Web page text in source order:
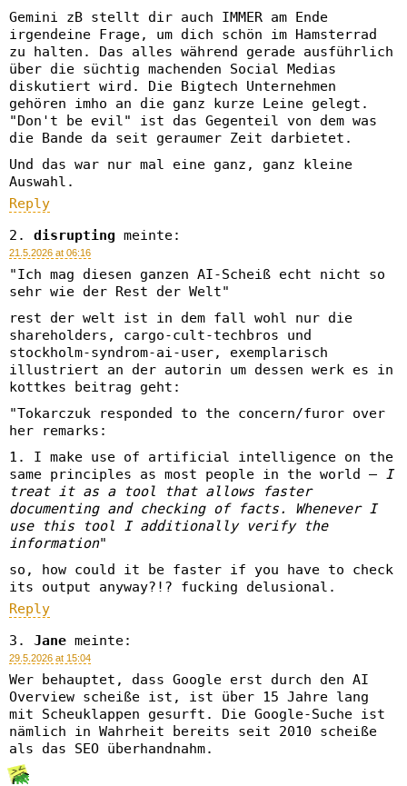
Gemini zB stellt dir auch IMMER am Ende
irgendeine Frage, um dich schön im Hamsterrad
zu halten. Das alles während gerade ausführlich
über die süchtig machenden Social Medias
diskutiert wird. Die Bigtech Unternehmen
gehören imho an die ganz kurze Leine gelegt.
"Don't be evil" ist das Gegenteil von dem was
die Bande da seit geraumer Zeit darbietet.
Und das war nur mal eine ganz, ganz kleine
Auswahl.
Reply
disrupting meinte:
21.5.2026 at 06:16
"Ich mag diesen ganzen AI-Scheiß echt nicht so
sehr wie der Rest der Welt"
rest der welt ist in dem fall wohl nur die
shareholders, cargo-cult-techbros und
stockholm-syndrom-ai-user, exemplarisch
illustriert an der autorin um dessen werk es in
kottkes beitrag geht:
"Tokarczuk responded to the concern/furor over
her remarks:
1. I make use of artificial intelligence on the
same principles as most people in the world —
I
treat it as a tool that allows faster
documenting and checking of facts. Whenever I
use this tool I additionally verify the
information"
so, how could it be faster if you have to check
its output anyway?!? fucking delusional.
Reply
Jane meinte:
29.5.2026 at 15:04
Wer behauptet, dass Google erst durch den AI
Overview scheiße ist, ist über 15 Jahre lang
mit Scheuklappen gesurft. Die Google-Suche ist
nämlich in Wahrheit bereits seit 2010 scheiße
als das SEO überhandnahm.